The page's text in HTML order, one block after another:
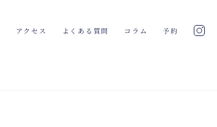
アクセス よくある質問 コラム 予約